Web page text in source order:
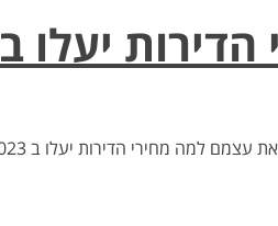
יעלו ב 2022-2023
ב 2022-2023. הם מתלבטים האם כדאי לקנות כיום דירה להשקעה בישראל.